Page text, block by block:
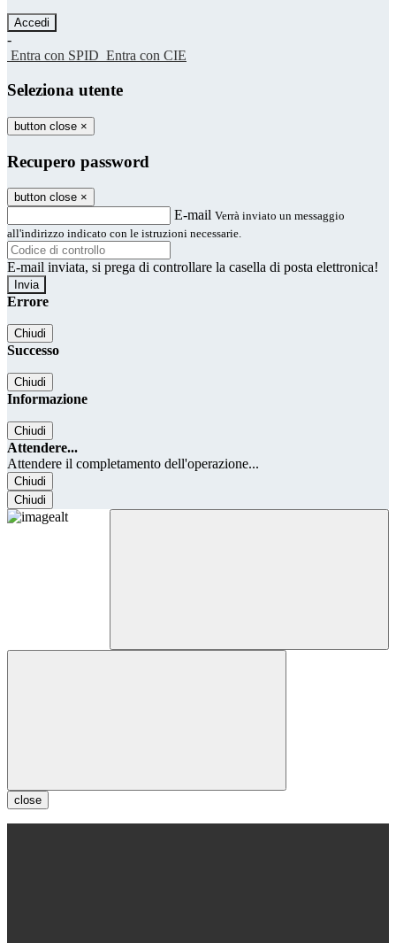
-
Entra con SPID Entra con CIE
Seleziona utente
button close ×
Recupero password
button close ×
E-mail Verrà inviato un messaggio
all'indirizzo indicato con le istruzioni necessarie.
E-mail inviata, si prega di controllare la casella di posta elettronica!
Errore
Chiudi
Successo
Chiudi
Informazione
Chiudi
Attendere...
Attendere il completamento dell'operazione...
Chiudi
Chiudi
close